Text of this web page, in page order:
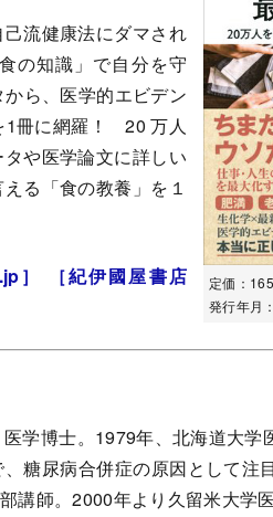
定価：
発行年月
流健康法にダマされ
の知識」で自分を守
ら、医学的エビデン
1冊に網羅！ 20 万人
や医学論文に詳しい
る「食の教養」を１
］
［紀伊國屋書店
学博士。1979年、北海道大学
糖尿病合併症の原因として注
師。2000年より久留米大学